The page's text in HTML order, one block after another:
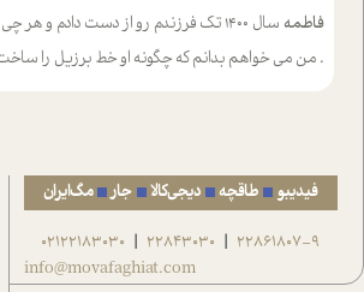
فاطمه سال ۱۴۰۰ تک فرزندم رو از دست دادم و هر چی میگذره حالم بدتر میشه و دلتنگتر تنایی رو ترجیح دادم و معاشرت برام سخت شده
. من می خواهم بدانم که چگونه او خط برزیل را ساخت
فیدیبو طاقچه دیجی‌کالا جار مگ‌ایران
22861807-9
|
22843030
|
02122183030
info@movafaghiat.com